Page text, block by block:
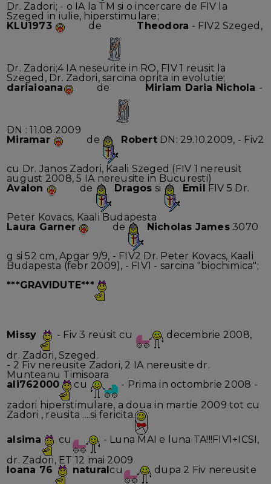
Dr. Zadori; - o IA la TM si o incercare de FIV la
Szeged in iulie, hiperstimulare;
KLU1973
de Theodora - FIV2 Szeged,
Dr. Zadori;4 IA neseurite in RO, FIV 1 reusit la
Szeged, Dr. Zadori, sarcina oprita in evolutie;
dariaioana
de Miriam Daria Nichola -
DN : 11.08.2009
Miramar
de RobertDN: 29.10.2009, - Fiv2
cu Dr. Janos Zadori, Kaali Szeged (FIV 1 nereusit
august 2008, 5 IA nereusite in Bucuresti)
Avalon
de Dragos si Emil FIV 5 Dr.
Peter Kovacs, Kaali Budapesta
Laura Garner
de Nicholas James3070
g si 52 cm, Apgar 9/9, - FIV2 Dr. Peter Kovacs, Kaali
Budapesta (febr 2009), - FIV1 - sarcina "biochimica";
***GRAVIDUTE***
Missy - Fiv 3 reusit cu
decembrie 2008,
dr. Zadori, Szeged.
- 2 Fiv nereusite Zadori, 2 IA nereusite dr.
Munteanu Timisoara
ali762000
cu
- Prima in octombrie 2008 -
zadori hiperstimulare, a doua in martie 2009 tot cu
Zadori , reusita ....si fericita.
alsima cu
- Luna MAI e luna TA!!!FIV1+ICSI,
dr. Zadori, ET 12 mai 2009
Ioana 76
naturalcu
dupa 2 Fiv nereusite